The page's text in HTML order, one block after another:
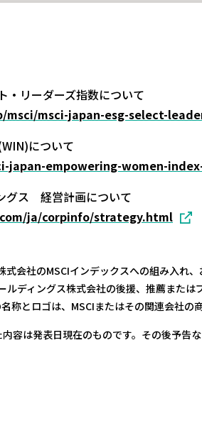
リーダーズ指数について
msci-japan-esg-select-
について
japan-empowering-women-
グス 経営計画について
ja/corpinfo/strategy.html
式会社のMSCIインデックスへの組み入れ
ルディングス株式会社の後援、推薦また
称とロゴは、MSCIまたはその関連会社の
容は発表日現在のものです。その後予告